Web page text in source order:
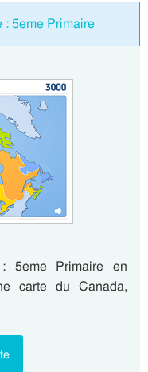
: 5eme Primaire
5eme Primaire en
carte du Canada,